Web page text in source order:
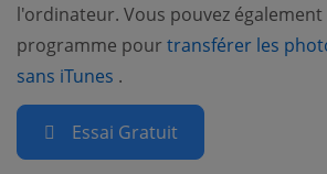
l'ordinateur. Vous pouvez
programme pour transférer les
sans iTunes (opens new window)
.
Essai Gratuit